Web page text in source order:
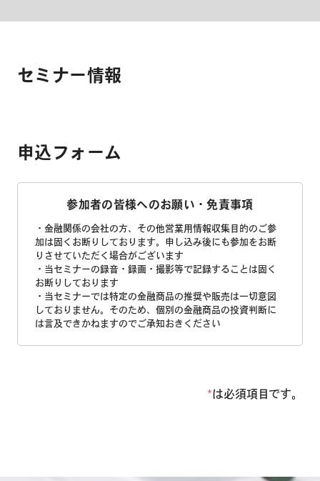
セミナー情報
申込フォーム
参加者の皆様へのお願い・免責事項
・金融関係の会社の方、その他営業用情報収集目的のご参
加は固くお断りしております。申し込み後にも参加をお断
りさせていただく場合がございます
・当セミナーの録音・録画・撮影等で記録することは固く
お断りしております
・当セミナーでは特定の金融商品の推奨や販売は一切意図
しておりません。そのため、個別の金融商品の投資判断に
は言及できかねますのでご承知おきください
*は必須項目です。